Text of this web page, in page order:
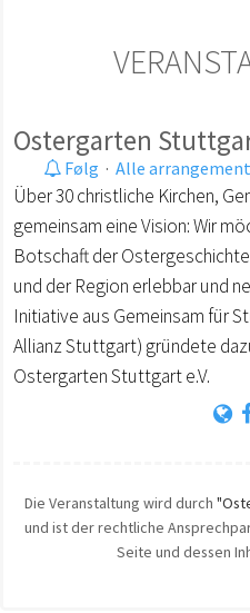
Ostergarten
Følg · Alle
Über 30 christliche Kirchen,
gemeinsam eine Vision: Wir
Botschaft der
und der Region erlebbar und
Initiative aus Gemeinsam für
Allianz Stuttgart) gründete
Ostergarten Stuttgart e.V.
Die Veranstaltung wird durch
und ist der rechtliche
Seite und dessen